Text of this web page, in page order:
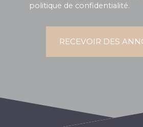
politique de confidentialité.
RECEVOIR DES